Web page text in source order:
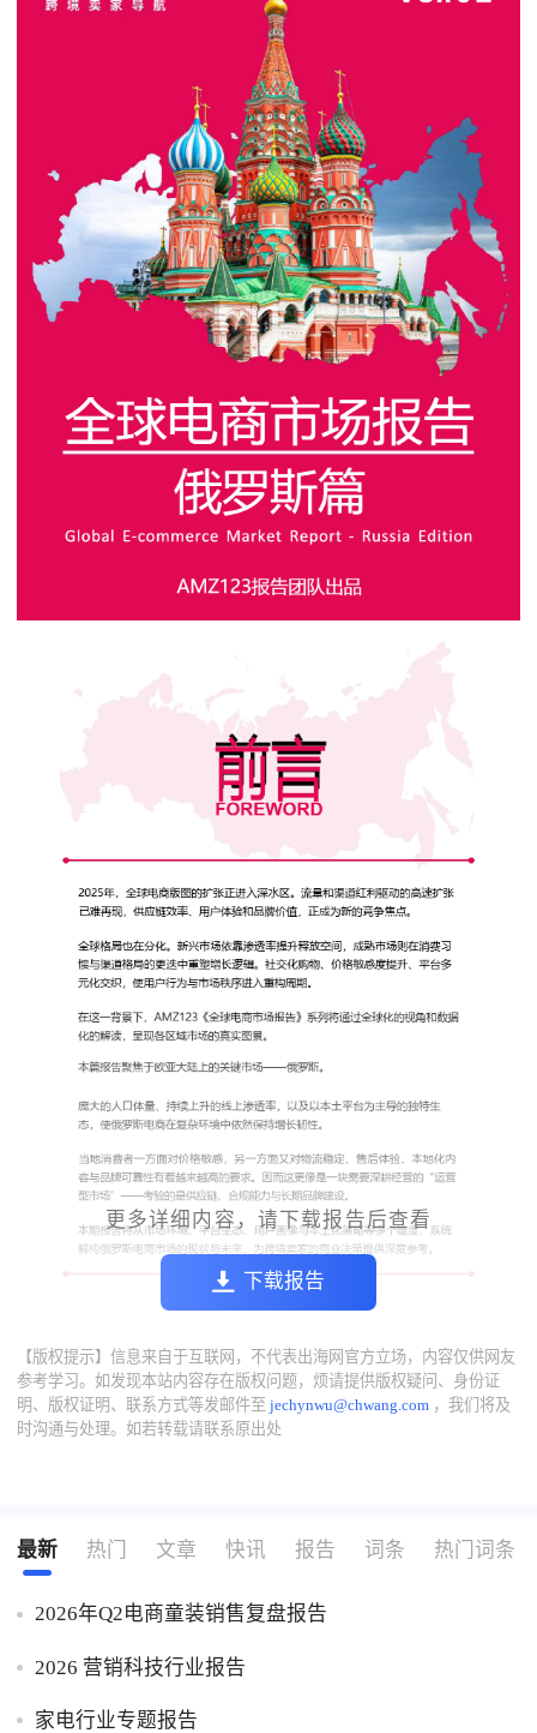
更多详细内容，请下载报告后查看
下载报告
【版权提示】信息来自于互联网，不代表出海网官方立场，内容仅供网友
参考学习。如发现本站内容存在版权问题，烦请提供版权疑问、身份证
明、版权证明、联系方式等发邮件至jechynwu@chwang.com ，我们将及
时沟通与处理。如若转载请联系原出处
最新 热门 文章 快讯 报告 词条 热门词条
2026年Q2电商童装销售复盘报告
2026 营销科技行业报告
家电行业专题报告